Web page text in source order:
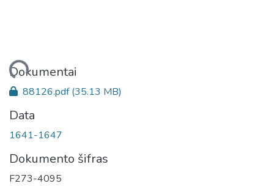
Dokumentai
88126.pdf(35.13 MB)
Data
1641-1647
Dokumento šifras
F273-4095